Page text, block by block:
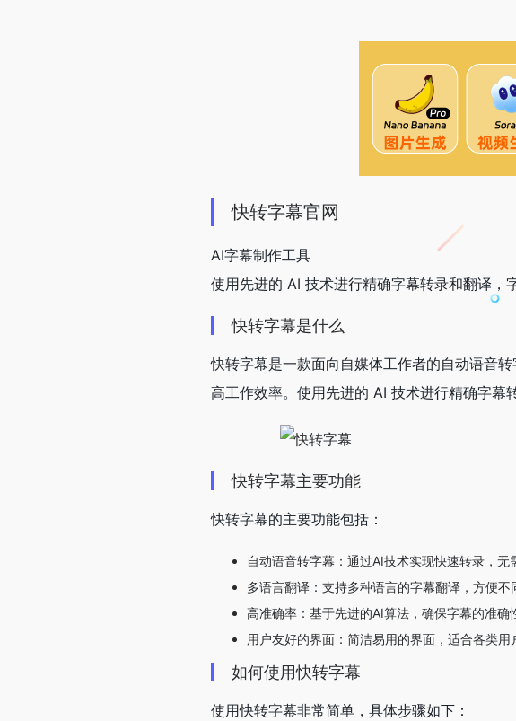
快转字幕官网
AI字幕制作工具
使用先进的 AI 技术进行精确字幕转录和翻译，
快转字幕是什么
快转字幕是一款面向自媒体工作者的自动语音
高工作效率。使用先进的 AI 技术进行精确字幕
快转字幕主要功能
快转字幕的主要功能包括：
自动语音转字幕：通过AI技术实现快速转录，无
多语言翻译：支持多种语言的字幕翻译，方便不
高准确率：基于先进的AI算法，确保字幕的准确
用户友好的界面：简洁易用的界面，适合各类用
如何使用快转字幕
使用快转字幕非常简单，具体步骤如下：